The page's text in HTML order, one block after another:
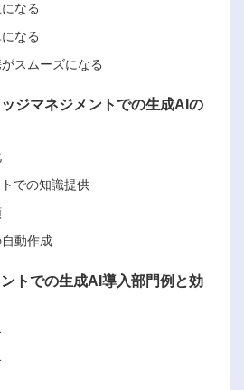
なる
なる
スムーズになる
ジマネジメントでの生成AIの
での知識提供
自動作成
トでの生成AI導入部門例と効